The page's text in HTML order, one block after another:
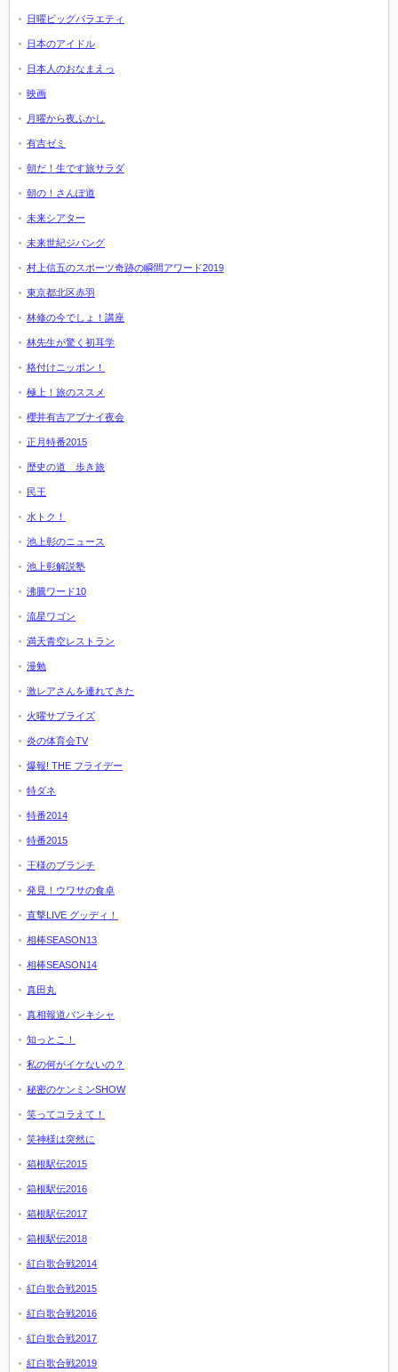
日曜ビッグバラエティ
日本のアイドル
日本人のおなまえっ
映画
月曜から夜ふかし
有吉ゼミ
朝だ！生です旅サラダ
朝の！さんぽ道
未来シアター
未来世紀ジパング
村上信五のスポーツ奇跡の瞬間アワード2019
東京都北区赤羽
林修の今でしょ！講座
林先生が驚く初耳学
格付けニッポン！
極上！旅のススメ
櫻井有吉アブナイ夜会
正月特番2015
歴史の道 歩き旅
民王
水トク！
池上彰のニュース
池上彰解説塾
沸騰ワード10
流星ワゴン
満天青空レストラン
漫勉
激レアさんを連れてきた
火曜サプライズ
炎の体育会TV
爆報! THE フライデー
特ダネ
特番2014
特番2015
王様のブランチ
発見！ウワサの食卓
直撃LIVE グッディ！
相棒SEASON13
相棒SEASON14
真田丸
真相報道バンキシャ
知っとこ！
私の何がイケないの？
秘密のケンミンSHOW
笑ってコラえて！
笑神様は突然に
箱根駅伝2015
箱根駅伝2016
箱根駅伝2017
箱根駅伝2018
紅白歌合戦2014
紅白歌合戦2015
紅白歌合戦2016
紅白歌合戦2017
紅白歌合戦2019